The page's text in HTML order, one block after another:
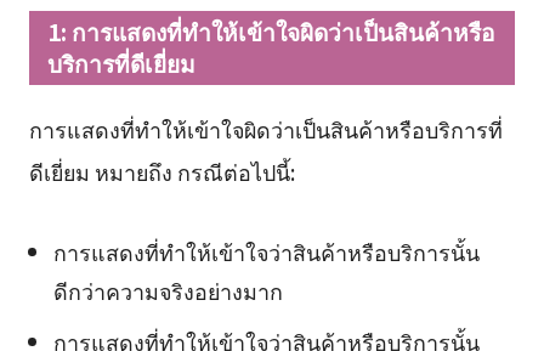
1: การแสดงที่ทำให้เข้าใจผิดว่าเป็นสินค้าหรือ
บริการที่ดีเยี่ยม
การแสดงที่ทำให้เข้าใจผิดว่าเป็นสินค้าหรือบริการที่
ดีเยี่ยม หมายถึง กรณีต่อไปนี้:
การแสดงที่ทำให้เข้าใจว่าสินค้าหรือบริการนั้น
ดีกว่าความจริงอย่างมาก
การแสดงที่ทำให้เข้าใจว่าสินค้าหรือบริการนั้น